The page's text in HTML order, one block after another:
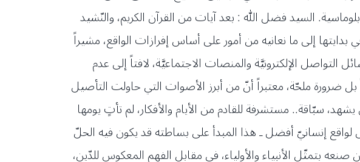
السيد فضل الله : بعد آيات من القرآن الكريم، والنّشيد
بدايتها إلى ما نعانيه من أمور على أساس إفرازات الواقع، مشيراً
الإلكترونيَّة والمنصات الاجتماعيَّة، لافتاً إلى عدم
بل ضرورة ملحّة، معتبراً أنّ من أبرز الأصوات التي حاولت التأصيل
سبّاقة.. مستشرفة للقادم من الأيام والأفكار، لم تأتٍ يومها
إنسانيّ أفضل ـ هذا المبدأ على بساطته قد يكون فيه الحلّ
بتمثّل الأنبياء والأولياء، في مقابل الفهم المعكوس للدّين،